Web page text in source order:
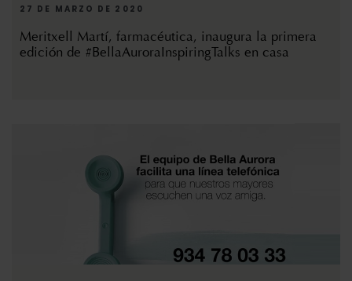
27 DE MARZO DE 2020
Meritxell Martí, farmacéutica, inaugura la primera
edición de #BellaAuroraInspiringTalks en casa